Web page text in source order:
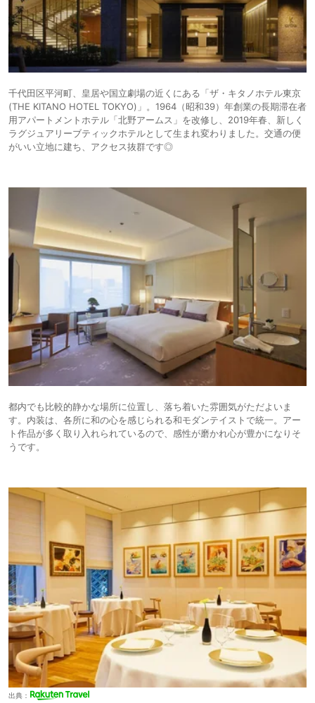
千代田区平河町、皇居や国立劇場の近くにある「ザ・キタノホテル東京
(THE KITANO HOTEL TOKYO)」。1964（昭和39）年創業の長期滞在者
用アパートメントホテル「北野アームス」を改修し、2019年春、新しく
ラグジュアリーブティックホテルとして生まれ変わりました。交通の便
がいい立地に建ち、アクセス抜群です◎
都内でも比較的静かな場所に位置し、落ち着いた雰囲気がただよいま
す。内装は、各所に和の心を感じられる和モダンテイストで統一。アー
ト作品が多く取り入れられているので、感性が磨かれ心が豊かになりそ
うです。
出典：